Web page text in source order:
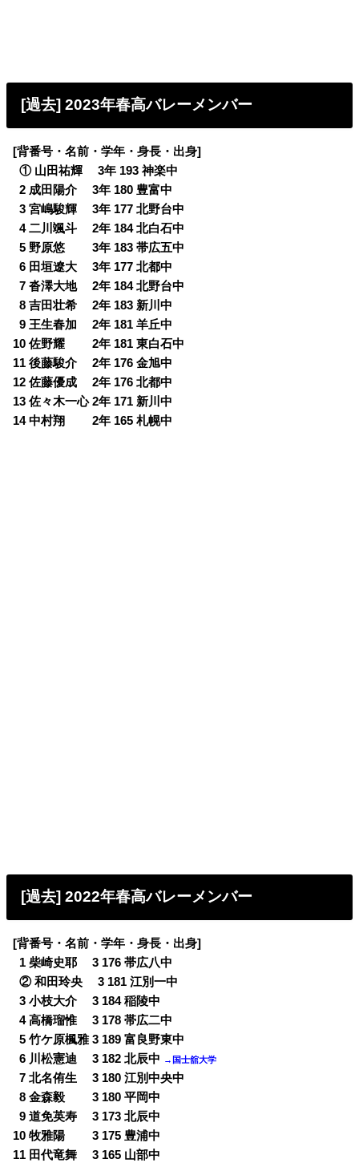
[過去] 2023年春高バレーメンバー
[背番号・名前・学年・身長・出身]
0① 山田祐輝 3年 193 神楽中
02 成田陽介 3年 180 豊富中
03 宮嶋駿輝 3年 177 北野台中
04 二川颯斗 2年 184 北白石中
05 野原悠 3年 183 帯広五中
06 田垣遼大 3年 177 北都中
07 沓澤大地 2年 184 北野台中
08 吉田壮希 2年 183 新川中
09 王生春加 2年 181 羊丘中
10 佐野耀 2年 181 東白石中
11 後藤駿介 2年 176 金旭中
12 佐藤優成 2年 176 北都中
13 佐々木一心 2年 171 新川中
14 中村翔 2年 165 札幌中
[過去] 2022年春高バレーメンバー
[背番号・名前・学年・身長・出身]
1 柴崎史耶 3 176 帯広八中
0② 和田玲央 3 181 江別一中
03 小枝大介 3 184 稲陵中
04 高橋瑠惟 3 178 帯広二中
05 竹ケ原楓雅 3 189 富良野東中
06 川松憲迪 3 182 北辰中 →国士舘大学
07 北名侑生 3 180 江別中央中
08 金森毅 3 180 平岡中
09 道免英寿 3 173 北辰中
10 牧雅陽 3 175 豊浦中
11 田代竜舞 3 165 山部中